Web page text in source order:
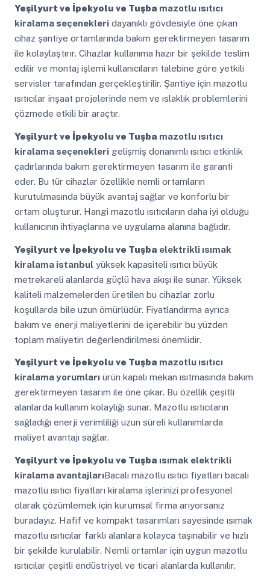
Yeşilyurt ve İpekyolu ve Tuşba mazotlu ısıtıcı
kiralama seçenekleridayanıklı gövdesiyle öne çıkan
cihaz şantiye ortamlarında bakım gerektirmeyen tasarım
ile kolaylaştırır. Cihazlar kullanıma hazır bir şekilde teslim
edilir ve montaj işlemi kullanıcıların talebine göre yetkili
servisler tarafından gerçekleştirilir. Şantiye için mazotlu
ısıtıcılar inşaat projelerinde nem ve ıslaklık problemlerini
çözmede etkili bir araçtır.
Yeşilyurt ve İpekyolu ve Tuşba mazotlu ısıtıcı
kiralama seçeneklerigelişmiş donanımlı ısıtıcı etkinlik
çadırlarında bakım gerektirmeyen tasarım ile garanti
eder. Bu tür cihazlar özellikle nemli ortamların
kurutulmasında büyük avantaj sağlar ve konforlu bir
ortam oluşturur. Hangi mazotlu ısıtıcıların daha iyi olduğu
kullanıcının ihtiyaçlarına ve uygulama alanına bağlıdır.
Yeşilyurt ve İpekyolu ve Tuşba elektrikli ısımak
kiralama istanbulyüksek kapasiteli ısıtıcı büyük
metrekareli alanlarda güçlü hava akışı ile sunar. Yüksek
kaliteli malzemelerden üretilen bu cihazlar zorlu
koşullarda bile uzun ömürlüdür. Fiyatlandırma ayrıca
bakım ve enerji maliyetlerini de içerebilir bu yüzden
toplam maliyetin değerlendirilmesi önemlidir.
Yeşilyurt ve İpekyolu ve Tuşba mazotlu ısıtıcı
kiralama yorumlarıürün kapalı mekan ısıtmasında bakım
gerektirmeyen tasarım ile öne çıkar. Bu özellik çeşitli
alanlarda kullanım kolaylığı sunar. Mazotlu ısıtıcıların
sağladığı enerji verimliliği uzun süreli kullanımlarda
maliyet avantajı sağlar.
Yeşilyurt ve İpekyolu ve Tuşba ısımak elektrikli
kiralama avantajlarıBacalı mazotlu ısıtıcı fiyatları bacalı
mazotlu ısıtıcı fiyatları kiralama işlerinizi profesyonel
olarak çözümlemek için kurumsal firma arıyorsanız
buradayız. Hafif ve kompakt tasarımları sayesinde ısımak
mazotlu ısıtıcılar farklı alanlara kolayca taşınabilir ve hızlı
bir şekilde kurulabilir. Nemli ortamlar için uygun mazotlu
ısıtıcılar çeşitli endüstriyel ve ticari alanlarda kullanılır.